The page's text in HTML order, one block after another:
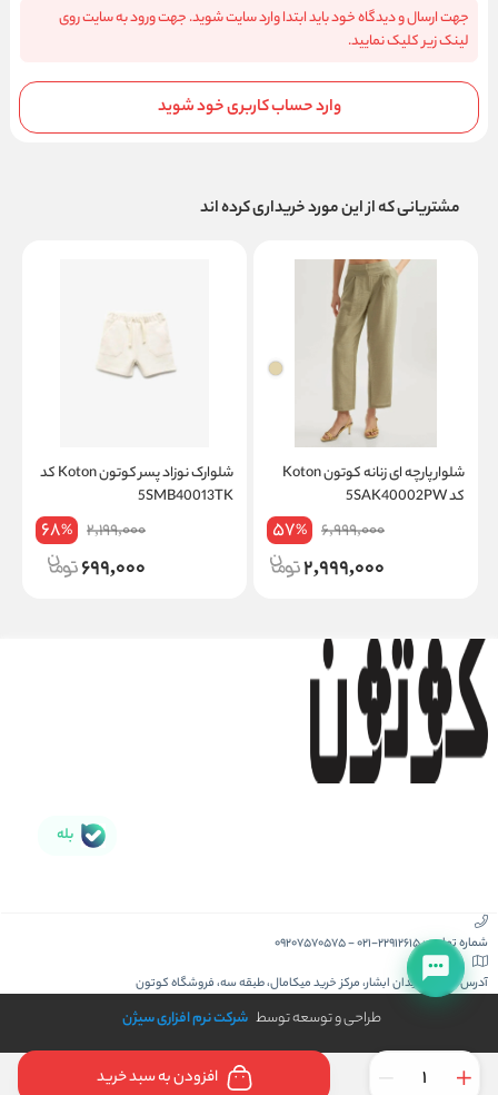
افزودن به سبد خرید
جهت ارسال و دیدگاه خود باید ابتدا وارد سایت شوید. جهت ورود به سایت روی
لینک زیر کلیک نمایید.
وارد حساب کاربری خود شوید
مشتریانی که از این مورد خریداری کرده اند
شلوار پارچه ای زنانه کوتون Koton
کد 5SAK40002PW
6,999,000
57%
2,999,000
شلوارک نوزاد پسر کوتون Koton کد
5SMB40013TK
2,199,000
68%
699,000
بله
شماره تماس :021-22912615
-
09207570575
آدرس :کیش، میدان ابشار، مرکز خرید میکامال، طبقه سه، فروشگاه کوتون
طراحی و توسعه توسط شرکت نرم افزاری سیژن